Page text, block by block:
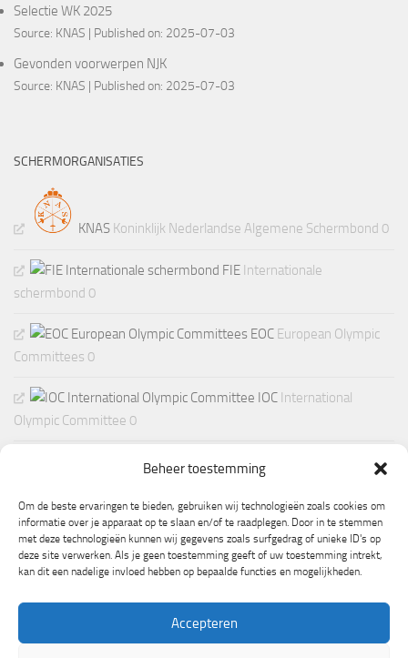
Beheer toestemming
Om de beste ervaringen te bieden, gebruiken wij technologieën zoals cookies om
informatie over je apparaat op te slaan en/of te raadplegen. Door in te stemmen
met deze technologieën kunnen wij gegevens zoals surfgedrag of unieke ID's op
deze site verwerken. Als je geen toestemming geeft of uw toestemming intrekt,
kan dit een nadelige invloed hebben op bepaalde functies en mogelijkheden.
Accepteren
Selectie WK 2025
Source: KNAS Published on: 2025-07-03
Gevonden voorwerpen NJK
Source: KNAS Published on: 2025-07-03
SCHERMORGANISATIES
KNAS Koninklijk Nederlandse Algemene Schermbond 0
FIE Internationale
schermbond 0
EOC European Olympic
Committees 0
IOC International
Olympic Committee 0